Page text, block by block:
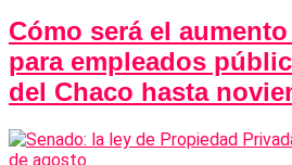
Cómo será el
para empleados
del Chaco hasta